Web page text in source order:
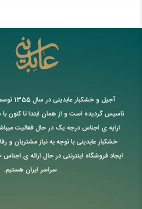
آجیل و
تاسیس گردیده است و از همان ابتدا تا کنون
ارایه ی اجناس درجه یک در حال فعالیت
خشکبار عابدینی با توجه به نیاز مشتریان و
ایجاد فروشگاه اینترنتی در حال ارائه ی اجناس
سراسر ایران هستیم.